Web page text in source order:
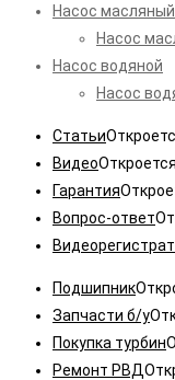
Насос масляный
Насос
Насос водяной
Насос
Статьи
Видео
Гарантия
Вопрос-ответ
Подшипник
Запчасти б/у
Покупка турбин
Ремонт РВД